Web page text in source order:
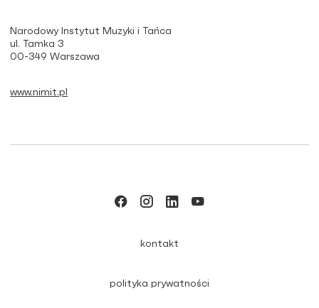
Narodowy Instytut Muzyki i Tańca
ul. Tamka 3
00-349 Warszawa
www.nimit.pl
kontakt
polityka prywatności